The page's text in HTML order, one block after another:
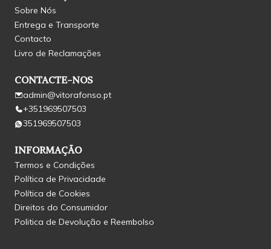
Sobre Nós
Entrega e Transporte
Contacto
Livro de Reclamações
CONTACTE-NOS
admin@vitorafonso.pt
+351969507503
351969507503
INFORMAÇÃO
Termos e Condições
Política de Privacidade
Política de Cookies
Direitos do Consumidor
Politica de Devolução e Reembolso